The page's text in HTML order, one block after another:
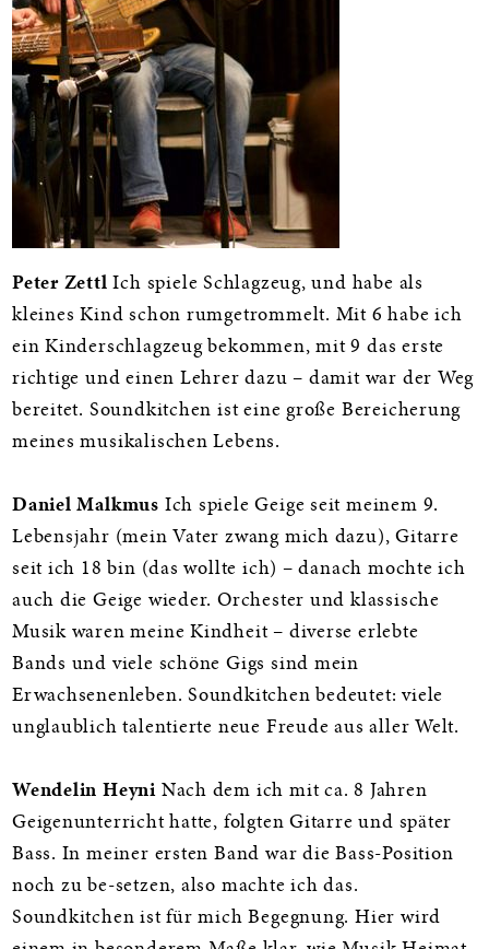
Peter ZettlIch spiele Schlagzeug, und habe als
kleines Kind schon rumgetrommelt. Mit 6 habe ich
ein Kinderschlagzeug bekommen, mit 9 das erste
richtige und einen Lehrer dazu – damit war der Weg
bereitet. Soundkitchen ist eine große Bereicherung
meines musikalischen Lebens.
Daniel Malkmus Ich spiele Geige seit meinem 9.
Lebensjahr (mein Vater zwang mich dazu), Gitarre
seit ich 18 bin (das wollte ich) – danach mochte ich
auch die Geige wieder. Orchester und klassische
Musik waren meine Kindheit – diverse erlebte
Bands und viele schöne Gigs sind mein
Erwachsenenleben. Soundkitchen bedeutet: viele
unglaublich talentierte neue Freude aus aller Welt.
Wendelin Heyni Nach dem ich mit ca. 8 Jahren
Geigenunterricht hatte, folgten Gitarre und später
Bass. In meiner ersten Band war die Bass-Position
noch zu be-setzen, also machte ich das.
Soundkitchen ist für mich Begegnung. Hier wird